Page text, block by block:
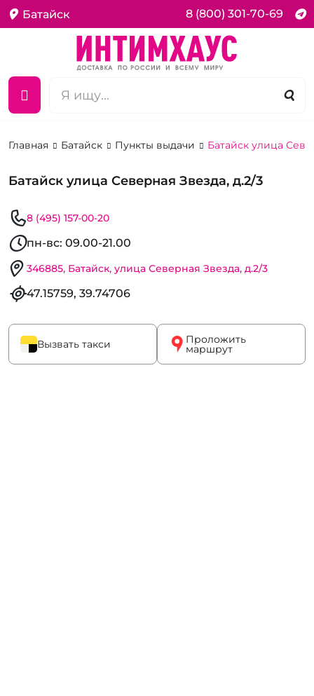
Батайск 8 (800) 301-70-69
Главная Батайск Пункты выдачи Батайск улица
Батайск улица Северная Звезда, д.2/3
8 (495) 157-00-20
пн-вс: 09.00-21.00
346885, Батайск, улица Северная Звезда, д.2/3
47.15759, 39.74706
Вызвать такси Проложить
маршрут